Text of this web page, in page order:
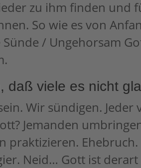
zu ihm finden und
So wie es von
/ Ungehorsam
daß viele es nicht
Wir sündigen. Jeder
Jemanden
praktizieren.
Neid… Gott ist